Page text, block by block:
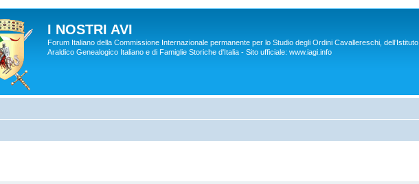
I NOSTRI AVI
Forum Italiano della Commissione Internazionale permanente per lo Studio degli Ordini Cavallereschi, dell’Istituto
Araldico Genealogico Italiano e di Famiglie Storiche d'Italia - Sito ufficiale: www.iagi.info